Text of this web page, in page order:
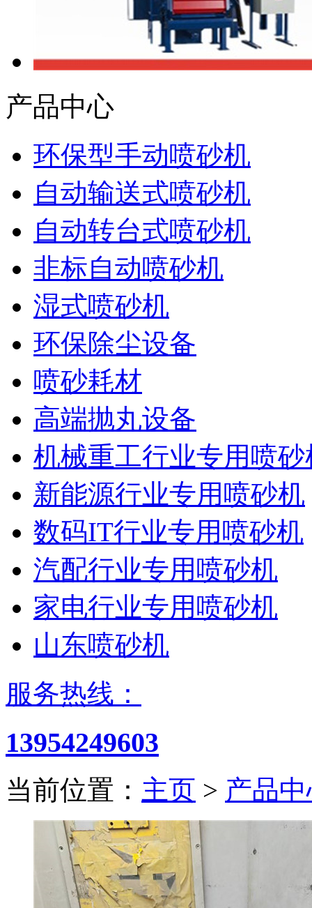
产品中心
环保型手动喷砂机
自动输送式喷砂机
自动转台式喷砂机
非标自动喷砂机
湿式喷砂机
环保除尘设备
喷砂耗材
高端抛丸设备
机械重工行业专用喷砂
新能源行业专用喷砂机
数码IT行业专用喷砂机
汽配行业专用喷砂机
家电行业专用喷砂机
山东喷砂机
服务热线：
13954249603
当前位置： 主页 > 产品